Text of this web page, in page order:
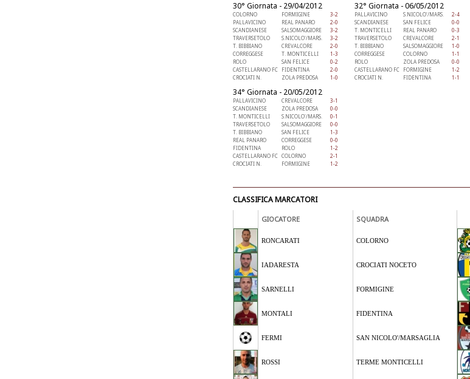
30° Giornata - 29/04/2012
COLORNO FORMIGINE
3-2
PALLAVICINO
REAL PANARO
2-0
SCANDIANESE
SALSOMAGGIORE
3-2
TRAVERSETOLO
S.NICOLO'/MARS.
3-2
T. BIBBIANO
CREVALCORE
2-0
CORREGGESE
T. MONTICELLI
1-3
ROLO
SAN FELICE
0-2
CASTELLARANO FC
FIDENTINA
2-0
CROCIATI N.
ZOLA PREDOSA 1-0
34° Giornata - 20/05/2012
PALLAVICINO CREVALCORE
3-1
SCANDIANESE
ZOLA PREDOSA
0-0
T. MONTICELLI
S.NICOLO'/MARS.
0-1
TRAVERSETOLO
SALSOMAGGIORE
0-0
T. BIBBIANO
SAN FELICE
1-3
REAL PANARO
CORREGGESE
0-0
FIDENTINA
ROLO
1-2
CASTELLARANO FC COLORNO
2-1
CROCIATI N.
FORMIGINE 1-2
32° Giornata - 06/05/2012
PALLAVICINO S.NICOLO'/MARS.
2-4
SCANDIANESE
SAN FELICE
0-0
T. MONTICELLI
REAL PANARO
0-3
TRAVERSETOLO
CREVALCORE
2-1
T. BIBBIANO
SALSOMAGGIORE
1-0
CORREGGESE
COLORNO
1-1
ROLO
ZOLA PREDOSA
0-0
CASTELLARANO FC
FORMIGINE
1-2
CROCIATI N.
FIDENTINA 1-1
CLASSIFICA MARCATORI
GIOCATORE SQUADRA
RONCARATI COLORNO
IADARESTA CROCIATI NOCETO
SARNELLI FORMIGINE
MONTALI FIDENTINA
FERMI SAN NICOLO'/MARSAGLIA
ROSSI TERME MONTICELLI